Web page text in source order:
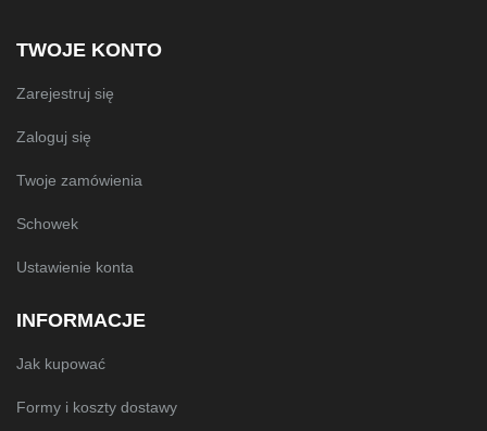
TWOJE KONTO
Zarejestruj się
Zaloguj się
Twoje zamówienia
Schowek
Ustawienie konta
INFORMACJE
Jak kupować
Formy i koszty dostawy